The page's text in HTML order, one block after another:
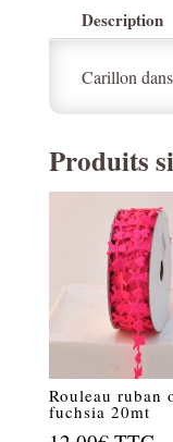
Description
Carillon
Produits
Rouleau ruban
fuchsia 20mt